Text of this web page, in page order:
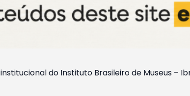
do Instituto Brasileiro de Museus –